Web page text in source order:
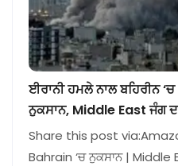
ਈਰਾਨੀ ਹਮਲੇ ਨਾਲ ਬਹਿਰੀਨ
ਨੁਕਸਾਨ, Middle East ਜੰਗ
Share this post
Bahrain ‘ਚ ਨੁਕਸਾਨ | Middle